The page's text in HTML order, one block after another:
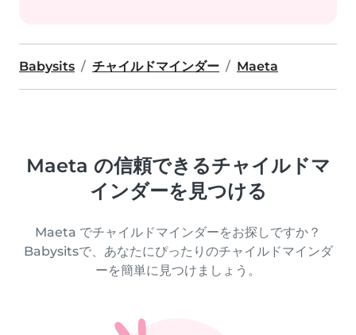
Babysits チャイルドマインダー Maeta
Maeta の信頼できるチャイルドマ
インダーを見つける
Maeta でチャイルドマインダーをお探しですか？
Babysitsで、あなたにぴったりのチャイルドマインダ
ーを簡単に見つけましょう。